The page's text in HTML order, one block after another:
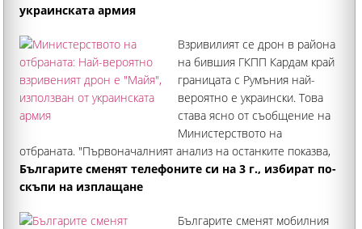
украинската армия
Взривилият се дрон в района
на бившия ГКПП Кардам край
границата с Румъния най-
вероятно е украински. Това
става ясно от съобщение на
Министерството на
отбраната. "Първоначалният анализ на останките показва,
че се касае за дрон-примамка "Майя", който се използва
широко от украинските въоръжени сили", обявиха от
Българите сменят телефоните си на 3 г., избират по-
скъпи на изплащане
Българите сменят мобилния